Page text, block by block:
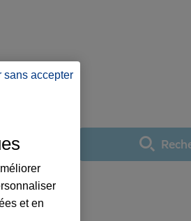
Utiliser ma position
sans accepter
et en